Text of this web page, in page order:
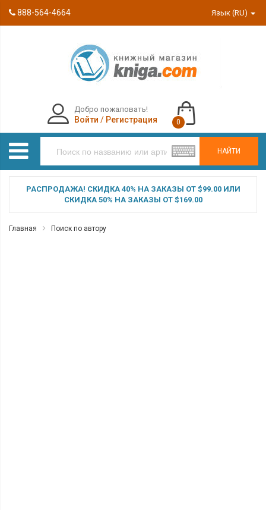
888-564-4664 Язык (RU)
НАЙТИ
Добро пожаловать!
Войти / Регистрация 0
РАСПРОДАЖА! СКИДКА 40% НА ЗАКАЗЫ ОТ $99.00 ИЛИ
СКИДКА 50% НА ЗАКАЗЫ ОТ $169.00
Главная Поиск по автору